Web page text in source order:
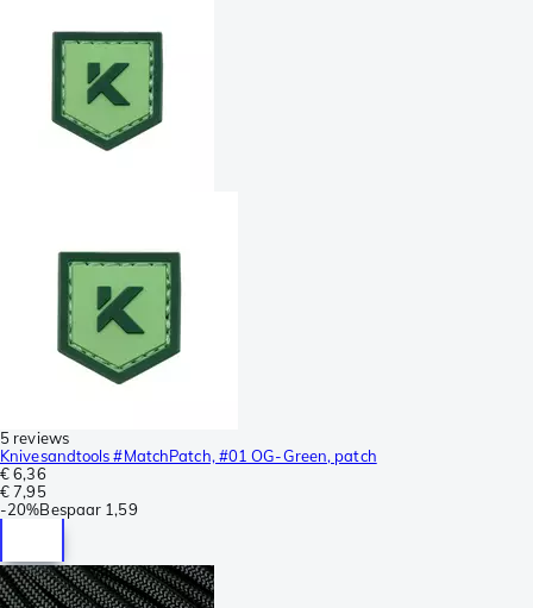
5 reviews
Knivesandtools #MatchPatch, #01 OG-Green, patch
€ 6,36
€ 7,95
-20%Bespaar 1,59